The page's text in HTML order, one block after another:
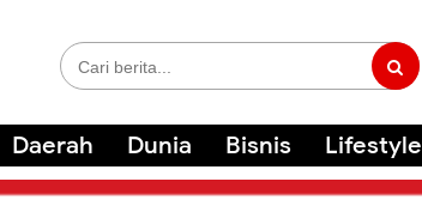
Daerah Dunia Bisnis Lifestyle